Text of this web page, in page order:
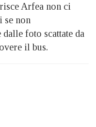
Arfea non ci
se non
foto scattate da
il bus.